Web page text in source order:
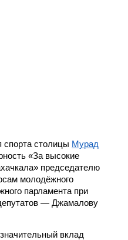
спорта столицы Мурад
«За высокие
председателю
молодёжного
парламента при
— Джамалову
вклад